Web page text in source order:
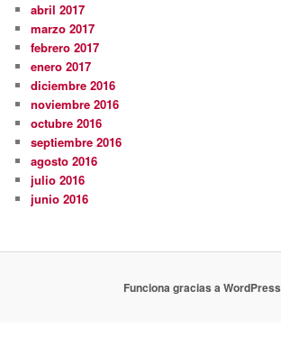
abril 2017
marzo 2017
febrero 2017
enero 2017
diciembre 2016
noviembre 2016
octubre 2016
septiembre 2016
agosto 2016
julio 2016
junio 2016
Funciona gracias a WordPress